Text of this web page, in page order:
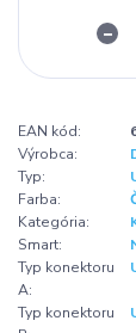
EAN kód:
Výrobca:
Typ:
Farba:
Kategória:
Smart:
Typ konektoru
A:
Typ konektoru